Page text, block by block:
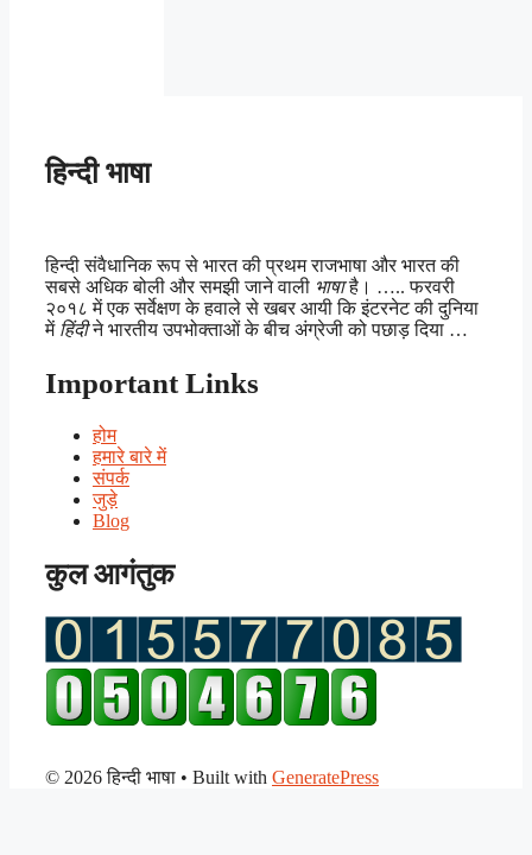
हिन्दी भाषा
हिन्दी संवैधानिक रूप से भारत की प्रथम राजभाषा और भारत की
सबसे अधिक बोली और समझी जाने वाली भाषाहै। ….. फरवरी
२०१८ में एक सर्वेक्षण के हवाले से खबर आयी कि इंटरनेट की दुनिया
में हिंदीने भारतीय उपभोक्ताओं के बीच अंग्रेजी को पछाड़ दिया …
Important Links
होम
हमारे बारे में
संपर्क
जुड़े
Blog
कुल आगंतुक
© 2026 हिन्दी भाषा • Built with GeneratePress